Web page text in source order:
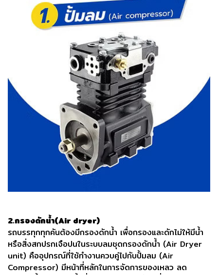
2.กรองดักน้ำ(Air dryer)
รถบรรทุกทุกคันต้องมีกรองดักน้ำ เพื่อกรองและดักไม่ให้มีน้ำ
หรือสิ่งสกปรกเจือปนในระบบลมชุดกรองดักน้ำ (Air Dryer
unit) คืออุปกรณ์ที่ใช้ทำงานควบคู่ไปกับปั้มลม (Air
Compressor) มีหน้าที่หลักในการจัดการของเหลว ลด